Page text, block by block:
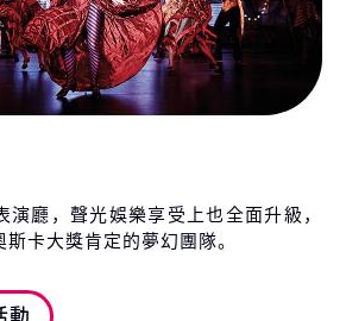
演廳，聲光娛樂享受上也全面升級，
卡大獎肯定的夢幻團隊。